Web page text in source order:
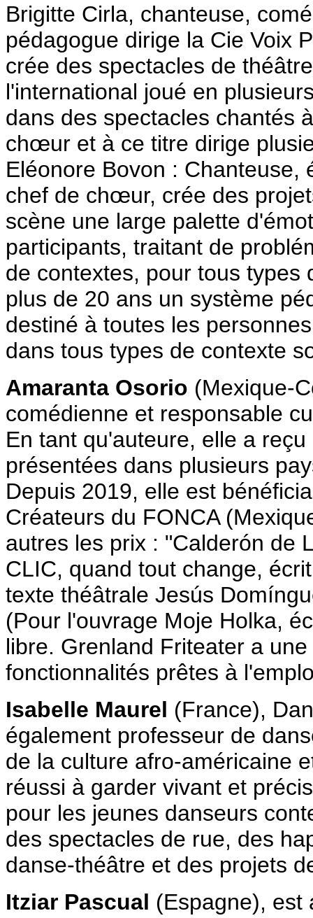
Brigitte Cirla, chanteuse,
pédagogue dirige la Cie Voix
crée des spectacles de
l'international joué en
dans des spectacles chantés
chœur et à ce titre dirige
Eléonore Bovon : Chanteuse,
chef de chœur, crée des
scène une large palette
participants, traitant de
de contextes, pour tous types
plus de 20 ans un système
destiné à toutes les
dans tous types de contexte
Amaranta Osorio (Mexique-
comédienne et responsable
En tant qu'auteure, elle a
présentées dans plusieurs
Depuis 2019, elle est
Créateurs du FONCA
autres les prix : "Calderón de
CLIC, quand tout change,
texte théâtrale Jesús
(Pour l'ouvrage Moje Holka,
libre. Grenland Friteater a
fonctionnalités prêtes à
Isabelle Maurel (France),
également professeur de
de la culture afro-américaine
réussi à garder vivant et
pour les jeunes danseurs
des spectacles de rue, des
danse-théâtre et des projets
Itziar Pascual (Espagne), est